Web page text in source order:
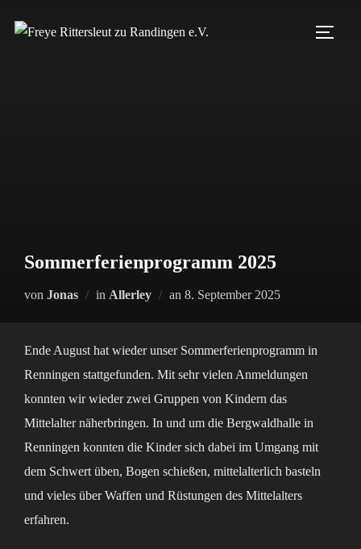
Inhalt
Sommerferienprogramm 2025
von Jonas in Allerley an Veröffentlicht
8. September 2025
Ende August hat wieder unser Sommerferienprogramm in
Renningen stattgefunden. Mit sehr vielen Anmeldungen
konnten wir wieder zwei Gruppen von Kindern das
Mittelalter näherbringen. In und um die Bergwaldhalle in
Renningen konnten die Kinder sich dabei im Umgang mit
dem Schwert üben, Bogen schießen, mittelalterlich basteln
und vieles über Waffen und Rüstungen des Mittelalters
erfahren.